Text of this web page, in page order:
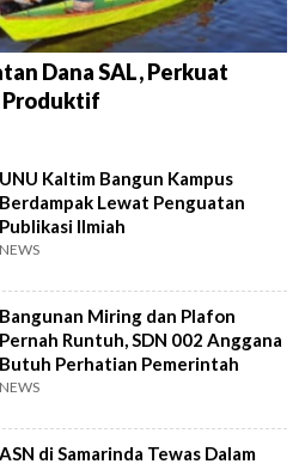
Dana SAL, Perkuat
Produktif
UNU Kaltim Bangun Kampus
Berdampak Lewat Penguatan
Publikasi Ilmiah
NEWS
Bangunan Miring dan Plafon
Pernah Runtuh, SDN 002 Anggana
Butuh Perhatian Pemerintah
NEWS
ASN di Samarinda Tewas Dalam